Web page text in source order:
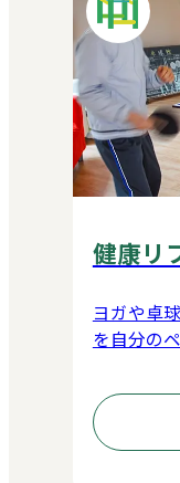
健康リ
ヨガや卓
を自分の